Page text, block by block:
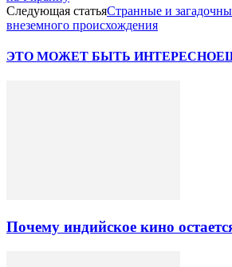
Следующая статьяСтранные и
внеземного происхождения
ЭТО МОЖЕТ БЫТЬ ИНТЕРЕСНО
Почему индийское кино